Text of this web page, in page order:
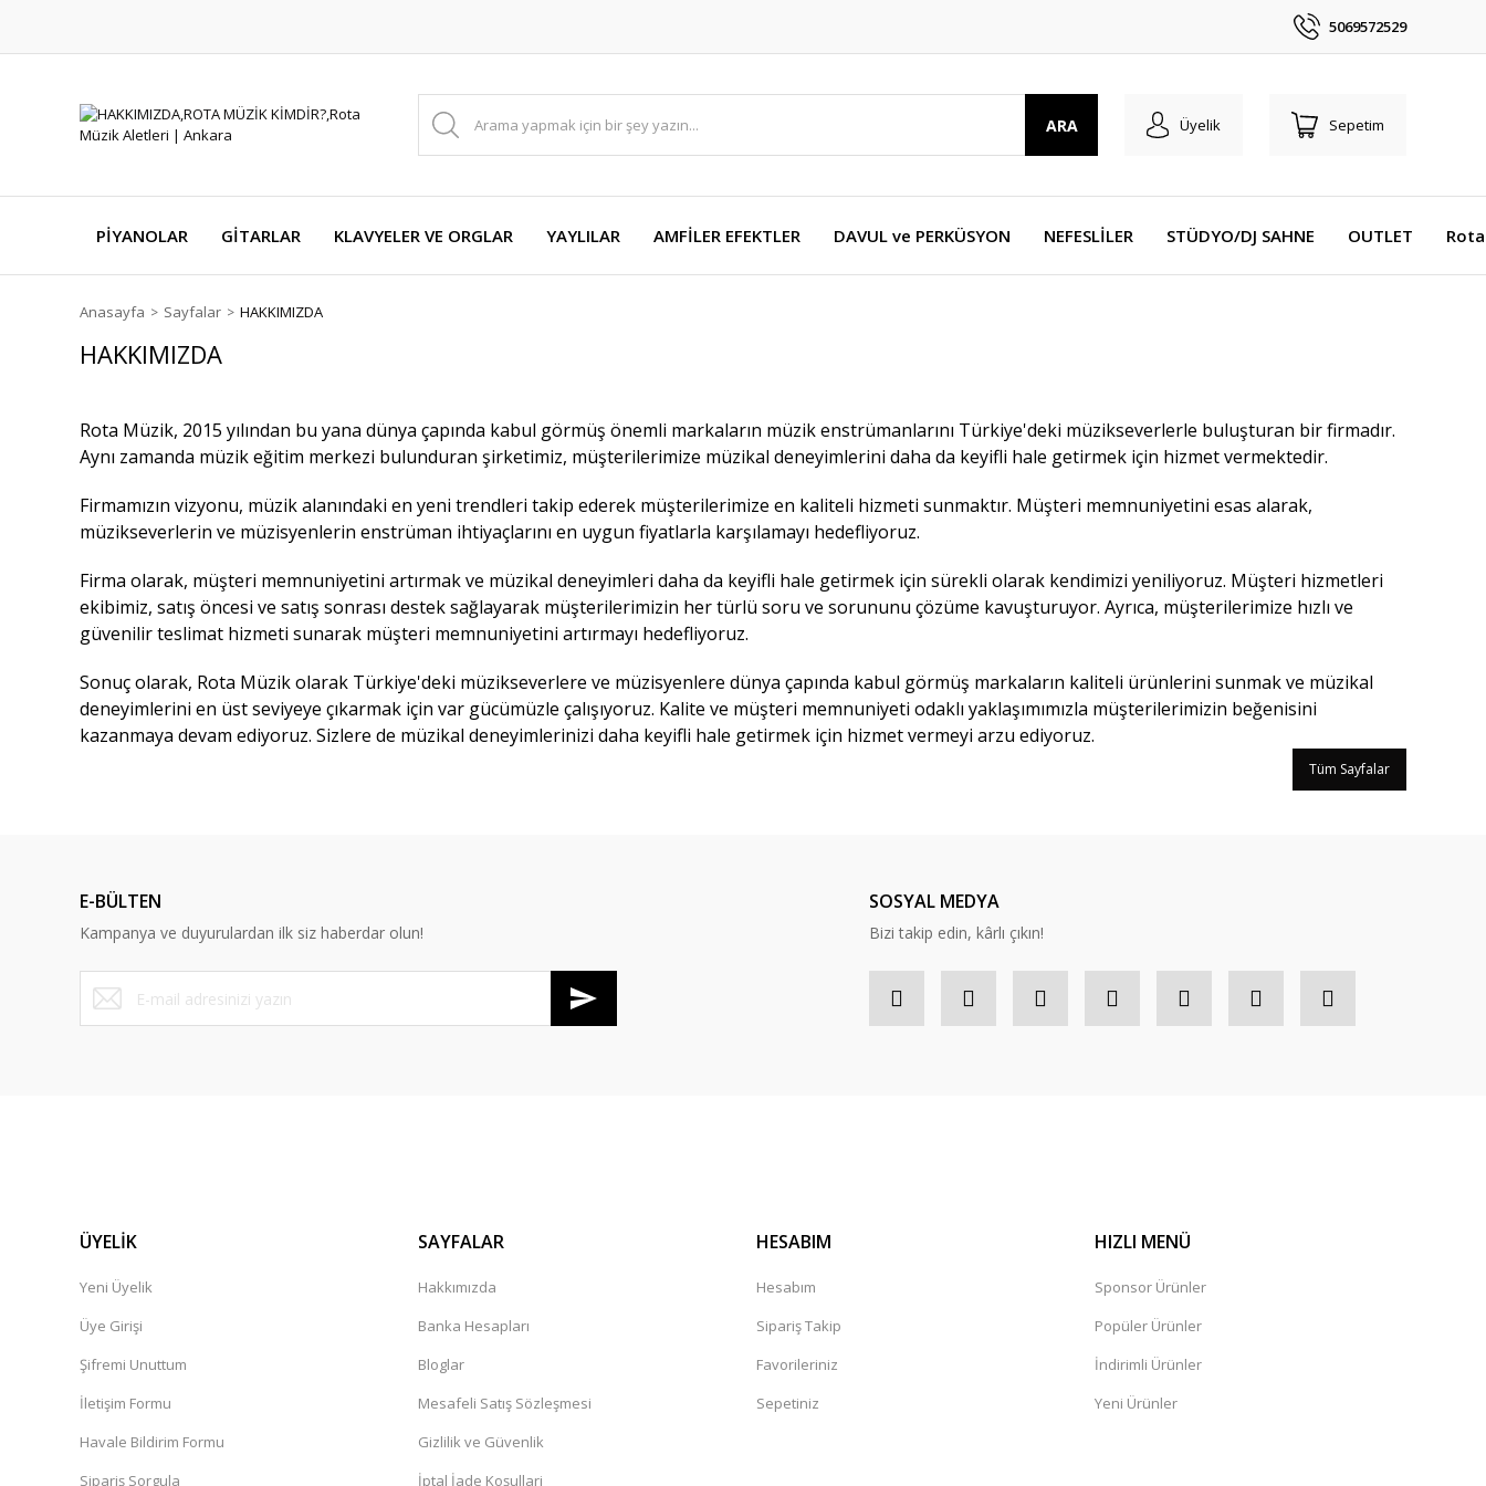
5069572529
ARA Üyelik Sepetim
PİYANOLAR GİTARLAR KLAVYELER VE ORGLAR YAYLILAR AMFİLER EFEKTLER DAVUL ve PERKÜSYON NEFESLİLER STÜDYO/DJ SAHNE OUTLET
Anasayfa Sayfalar HAKKIMIZDA
HAKKIMIZDA
Rota Müzik, 2015 yılından bu yana dünya çapında kabul görmüş önemli markaların müzik enstrümanlarını Türkiye'deki müzikseverlerle buluşturan bir firmadır.
Aynı zamanda müzik eğitim merkezi bulunduran şirketimiz, müşterilerimize müzikal deneyimlerini daha da keyifli hale getirmek için hizmet vermektedir.
Firmamızın vizyonu, müzik alanındaki en yeni trendleri takip ederek müşterilerimize en kaliteli hizmeti sunmaktır. Müşteri memnuniyetini esas alarak,
müzikseverlerin ve müzisyenlerin enstrüman ihtiyaçlarını en uygun fiyatlarla karşılamayı hedefliyoruz.
Firma olarak, müşteri memnuniyetini artırmak ve müzikal deneyimleri daha da keyifli hale getirmek için sürekli olarak kendimizi yeniliyoruz. Müşteri hizmetleri
ekibimiz, satış öncesi ve satış sonrası destek sağlayarak müşterilerimizin her türlü soru ve sorununu çözüme kavuşturuyor. Ayrıca, müşterilerimize hızlı ve
güvenilir teslimat hizmeti sunarak müşteri memnuniyetini artırmayı hedefliyoruz.
Sonuç olarak, Rota Müzik olarak Türkiye'deki müzikseverlere ve müzisyenlere dünya çapında kabul görmüş markaların kaliteli ürünlerini sunmak ve müzikal
deneyimlerini en üst seviyeye çıkarmak için var gücümüzle çalışıyoruz. Kalite ve müşteri memnuniyeti odaklı yaklaşımımızla müşterilerimizin beğenisini
kazanmaya devam ediyoruz. Sizlere de müzikal deneyimlerinizi daha keyifli hale getirmek için hizmet vermeyi arzu ediyoruz.
Tüm Sayfalar
E-BÜLTEN
Kampanya ve duyurulardan ilk siz haberdar olun!
SOSYAL MEDYA
Bizi takip edin, kârlı çıkın!
ÜYELİK
Yeni Üyelik
Üye Girişi
Şifremi Unuttum
İletişim Formu
Havale Bildirim Formu
Sipariş Sorgula
SAYFALAR
Hakkımızda
Banka Hesapları
Bloglar
Mesafeli Satış Sözleşmesi
Gizlilik ve Güvenlik
İptal İade Koşullari
HESABIM
Hesabım
Sipariş Takip
Favorileriniz
Sepetiniz
HIZLI MENÜ
Sponsor Ürünler
Popüler Ürünler
İndirimli Ürünler
Yeni Ürünler